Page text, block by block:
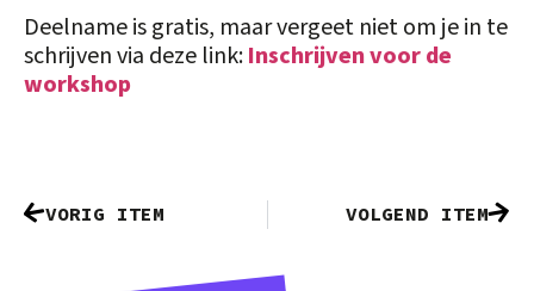
Deelname is gratis, maar vergeet niet om je in te
schrijven via deze link:Inschrijven voor de
workshop
VORIG ITEM VOLGEND ITEM